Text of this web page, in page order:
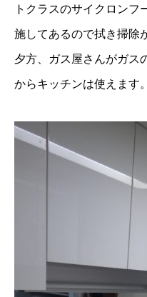
トクラスのサイクロン
施してあるので拭き掃除
夕方、ガス屋さんがガス
からキッチンは使えます。